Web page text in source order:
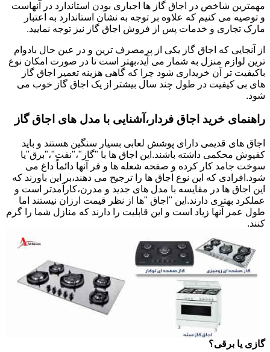
مهمترین شاخص در اجاق گاز ها اجباری بودن استاندارد در آنهاست
و توصیه می کنیم که علاوه بر توجه به نشان استاندارد به اعتبار
مارک تجاری و خدمات پس از فروش اجاق گاز نیز توجه نمایید.
از آنجایی که اجاق گاز یکی از پرمصرف ترین و در عین حال بادوام
ترین لوازم منزل به شمار می آید،بهتر است تا در صورت امکان نوع
باکیفیت تر آن خریداری شود چرا که گاهی هزینه تعمیر اجاق گاز
های بی کیفیت در طول چند سال بیشتر از یک اجاق گاز خوب می
شود.
راهنمای خرید اجاق فردار،آشنایی با مدل های اجاق گاز
اجاق های قدیمی دارای پوشش لعابی بسیار سنگین هستند و باید
کفپوش محکمی داشته باشند.این اجاق ها با "گاز"،"نفت"،"برق"یا
سوخت جامد کار کرده و صفحه شعله ها و فر آنها دائماً داغ می
شود.افرادی که این نوع اجاق ها را ترجیح می دهند،بر این باورند که
این اجاق ها در مقایسه با مدل های جدید و مدرن،کارآمدتر است و
عملکرد بهتری دارند.این "اجاق "ها از نظر قیمت ارزان نیستند اما
طول عمر آنها زیاد است و این قابلیت را دارند که منازل شما را گرم
کنند.
گازی یا برقی؟